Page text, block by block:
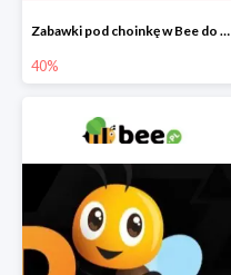
Zabawki pod choinkę w Bee do -40%
40%